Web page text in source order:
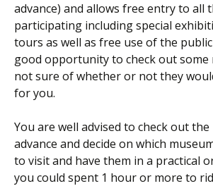
advance) and allows free entry to all
participating including special
tours as well as free use of the
good opportunity to check out some
not sure of whether or not they
for you.
You are well advised to check out
advance and decide on which
to visit and have them in a practical
you could spent 1 hour or more to